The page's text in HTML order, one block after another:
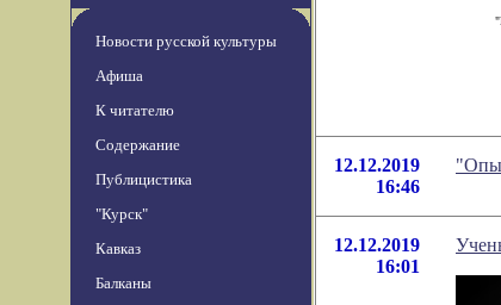
Новости русской культуры
Афиша
К читателю
Содержание
Публицистика
"Курск"
Кавказ
Балканы
12.12.2019
16:46
12.12.2019
16:01